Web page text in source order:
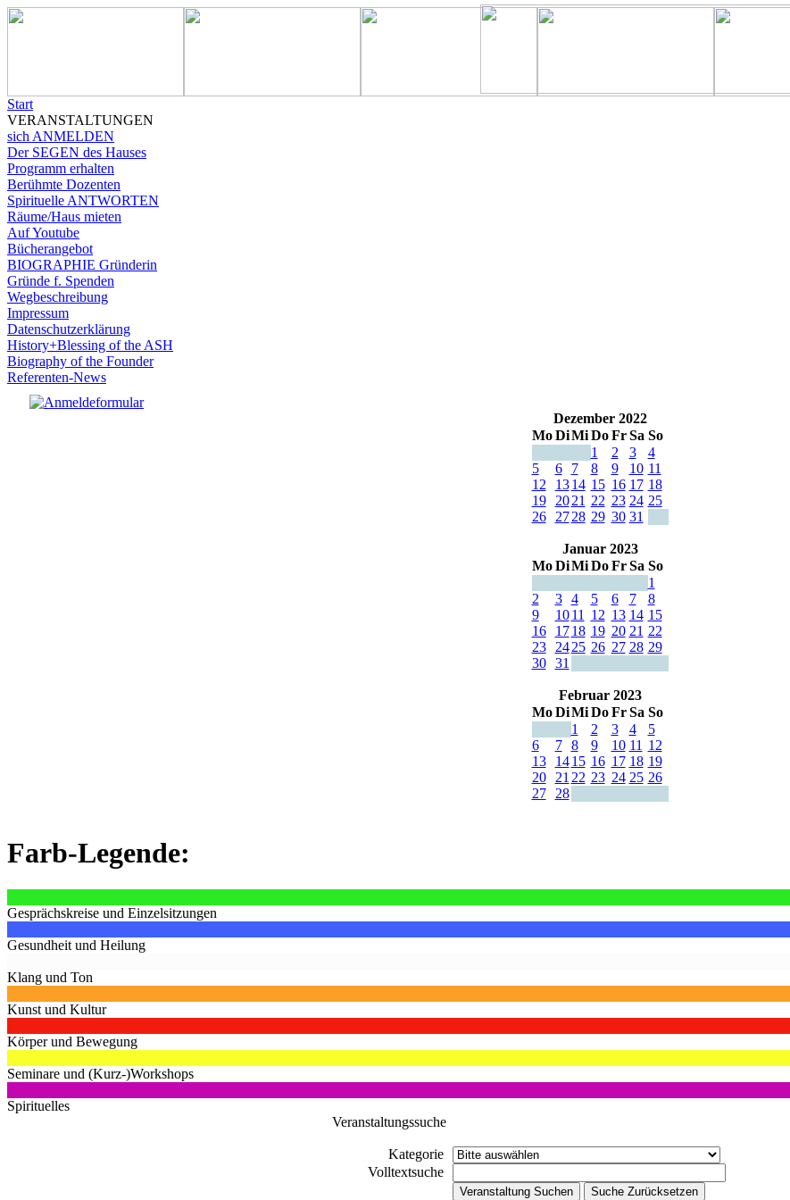
Start
VERANSTALTUNGEN
sich ANMELDEN
Der SEGEN des Hauses
Programm erhalten
Berühmte Dozenten
Spirituelle ANTWORTEN
Räume/Haus mieten
Auf Youtube
Bücherangebot
BIOGRAPHIE Gründerin
Gründe f. Spenden
Wegbeschreibung
Impressum
Datenschutzerklärung
History+Blessing of the ASH
Biography of the Founder
Referenten-News
Dezember 2022
Mo DiMi Do Fr Sa So
1
2 3
4
5
6 7 8 9 10 11
12
13 14 15 16 17 18
19
20 21 22 23 24 25
26
27 28 29 30 31
Januar 2023
Mo DiMi Do Fr Sa So
1
2
3 4 5 6 7
8
9
10 11 12 13 14 15
16
17 18 19 20 21 22
23
24 25 26 27 28 29
30
31
Februar 2023
Mo DiMi Do Fr Sa So
1
2 3 4
5
6
7 8 9 10 11 12
13
14 15 16 17 18 19
20
21 22 23 24 25 26
27
28
Farb-Legende:
Gesprächskreise und Einzelsitzungen
Gesundheit und Heilung
Klang und Ton
Kunst und Kultur
Körper und Bewegung
Seminare und (Kurz-)Workshops
Spirituelles
Veranstaltungssuche
Kategorie
Volltextsuche